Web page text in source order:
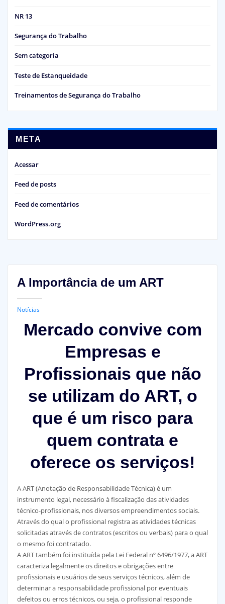
NR 13
Segurança do Trabalho
Sem categoria
Teste de Estanqueidade
Treinamentos de Segurança do Trabalho
META
Acessar
Feed de posts
Feed de comentários
WordPress.org
A Importância de um ART
Notícias
Mercado convive com
Empresas e
Profissionais que não
se utilizam do ART, o
que é um risco para
quem contrata e
oferece os serviços!
A ART (Anotação de Responsabilidade Técnica) é um
instrumento legal, necessário à fiscalização das atividades
técnico-profissionais, nos diversos empreendimentos sociais.
Através do qual o profissional registra as atividades técnicas
solicitadas através de contratos (escritos ou verbais) para o qual
o mesmo foi contratado.
A ART também foi instituída pela Lei Federal nº 6496/1977, a ART
caracteriza legalmente os direitos e obrigações entre
profissionais e usuários de seus serviços técnicos, além de
determinar a responsabilidade profissional por eventuais
defeitos ou erros técnicos, ou seja, o profissional responde